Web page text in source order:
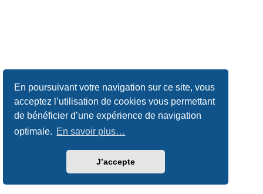
En poursuivant votre navigation sur ce site, vous
acceptez l’utilisation de cookies vous permettant
de bénéficier d’une expérience de navigation
optimale. En savoir plus…
J’accepte